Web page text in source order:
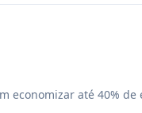
economizar até 40% de